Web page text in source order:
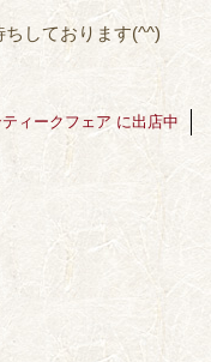
しております(^^)
ィークフェア に出店中